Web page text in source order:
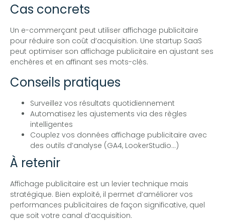
Cas concrets
Un e-commerçant peut utiliser affichage publicitaire
pour réduire son coût d’acquisition. Une startup SaaS
peut optimiser son affichage publicitaire en ajustant ses
enchères et en affinant ses mots-clés.
Conseils pratiques
Surveillez vos résultats quotidiennement
Automatisez les ajustements via des règles
intelligentes
Couplez vos données affichage publicitaire avec
des outils d’analyse (GA4, LookerStudio…)
À retenir
Affichage publicitaire est un levier technique mais
stratégique. Bien exploité, il permet d’améliorer vos
performances publicitaires de façon significative, quel
que soit votre canal d’acquisition.